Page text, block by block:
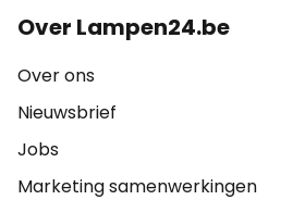
Over Lampen24.be
Over ons
Nieuwsbrief
Jobs
Marketing samenwerkingen